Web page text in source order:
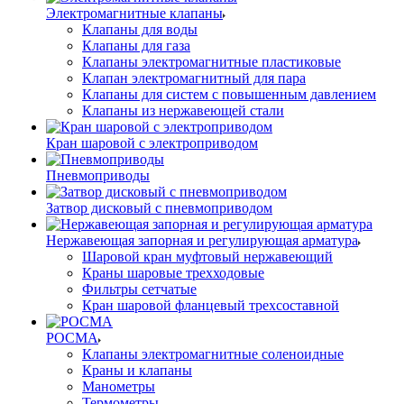
Электромагнитные клапаны
Клапаны для воды
Клапаны для газа
Клапаны электромагнитные пластиковые
Клапан электромагнитный для пара
Клапаны для систем с повышенным давлением
Клапаны из нержавеющей стали
Кран шаровой с электроприводом
Пневмоприводы
Затвор дисковый с пневмоприводом
Нержавеющая запорная и регулирующая арматура
Шаровой кран муфтовый нержавеющий
Краны шаровые трехходовые
Фильтры сетчатые
Кран шаровой фланцевый трехсоставной
РОСМА
Клапаны электромагнитные соленоидные
Краны и клапаны
Манометры